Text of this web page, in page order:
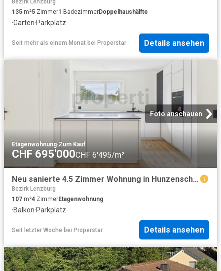
Bezirk Lenzburg
135 m²5 Zimmer1 BadezimmerDoppelhaushälfte
·Garten·Parkplatz
Seit mehr als einem Monat bei Properstar Details ansehen
Foto anschauen
Etagenwohnung·Zum Kauf
CHF 695'000CHF 6'495/m²
Neu sanierte 4.5 Zimmer Wohnung in Hunzenschwil
Bezirk Lenzburg
107 m²4 ZimmerEtagenwohnung
·Balkon·Parkplatz
Seit letzter Woche bei Properstar Details ansehen